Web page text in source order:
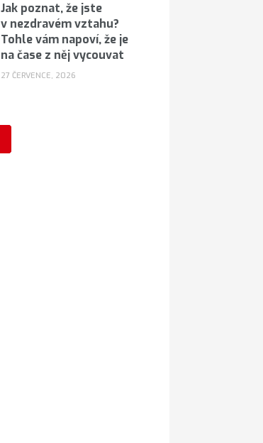
Jak poznat, že jste
v nezdravém vztahu?
Tohle vám napoví, že je
na čase z něj vycouvat
27 ČERVENCE, 2026